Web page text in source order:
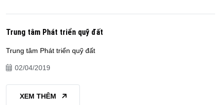
Trung tâm Phát triển quỹ đất
Trung tâm Phát triển quỹ đất
02/04/2019
XEM THÊM